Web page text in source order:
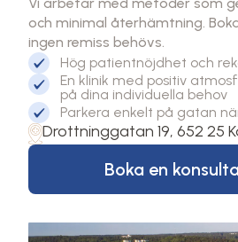
och minimal återhämtning.
ingen remiss behövs.
Hög patientnöjdhet och
En klinik med positiv
på dina individuella behov
Parkera enkelt på gatan
Drottninggatan 19, 652 25
Boka en